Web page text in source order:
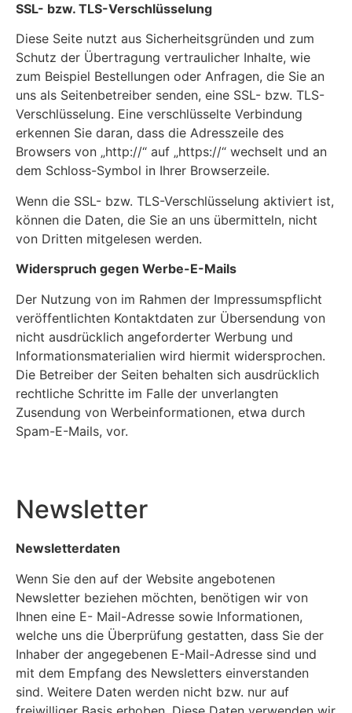
SSL- bzw. TLS-Verschlüsselung
Diese Seite nutzt aus Sicherheitsgründen und zum
Schutz der Übertragung vertraulicher Inhalte, wie
zum Beispiel Bestellungen oder Anfragen, die Sie an
uns als Seitenbetreiber senden, eine SSL- bzw. TLS-
Verschlüsselung. Eine verschlüsselte Verbindung
erkennen Sie daran, dass die Adresszeile des
Browsers von „http://“ auf „https://“ wechselt und an
dem Schloss-Symbol in Ihrer Browserzeile.
Wenn die SSL- bzw. TLS-Verschlüsselung aktiviert ist,
können die Daten, die Sie an uns übermitteln, nicht
von Dritten mitgelesen werden.
Widerspruch gegen Werbe-E-Mails
Der Nutzung von im Rahmen der Impressumspflicht
veröffentlichten Kontaktdaten zur Übersendung von
nicht ausdrücklich angeforderter Werbung und
Informationsmaterialien wird hiermit widersprochen.
Die Betreiber der Seiten behalten sich ausdrücklich
rechtliche Schritte im Falle der unverlangten
Zusendung von Werbeinformationen, etwa durch
Spam-E-Mails, vor.
Newsletter
Newsletterdaten
Wenn Sie den auf der Website angebotenen
Newsletter beziehen möchten, benötigen wir von
Ihnen eine E- Mail-Adresse sowie Informationen,
welche uns die Überprüfung gestatten, dass Sie der
Inhaber der angegebenen E-Mail-Adresse sind und
mit dem Empfang des Newsletters einverstanden
sind. Weitere Daten werden nicht bzw. nur auf